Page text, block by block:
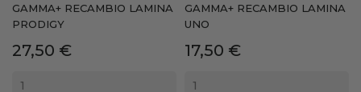
GAMMA+ RECAMBIO LAMINA
PRODIGY
Precio
27,50 €
GAMMA+ RECAMBIO LAMINA
UNO
Precio
17,50 €